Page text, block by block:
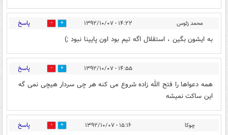
محمد زئوس ۱۴:۲۲ - ۱۳۹۲/۱۰/۰۷ 0 پاسخ
به ایشون بگین ، استقلال اگه تیم بود اون پایینا نبود ;)
۱۴:۵۵ - ۱۳۹۲/۱۰/۰۷ 0 پاسخ
همه دعواها را فتح الله زاده شروع می کنه هر چی سردار هیچی نمی گه
این ساکت نمیشه
چوکا ۱۵:۱۶ - ۱۳۹۲/۱۰/۰۷ 0 پاسخ